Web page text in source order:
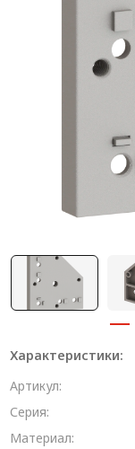
Система V-паза
Алюминиевые
Алюминиевая
Профиль
Радиаторный
Метрический
Конструкции из
Характеристики:
Артикул:
Серия:
Материал: